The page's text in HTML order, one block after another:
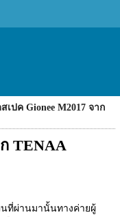
เปค Gionee M2017 จาก
TENAA
ที่ผ่านมานั้นทางค่ายผู้